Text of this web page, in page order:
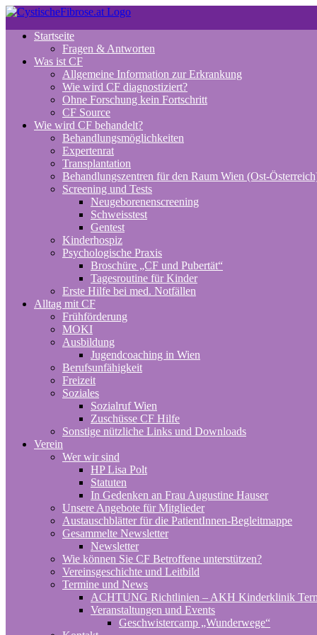
Zum
springenStartseite
Fragen & Antworten
Was ist CF
Allgemeine Information zur Erkrankung
Wie wird CF diagnostiziert?
Ohne Forschung kein Fortschritt
CF Source
Wie wird CF behandelt?
Behandlungsmöglichkeiten
Expertenrat
Transplantation
Behandlungszentren für den Raum Wien (Ost-
Screening und Tests
Neugeborenenscreening
Schweisstest
Gentest
Kinderhospiz
Psychologische Praxis
Broschüre „CF und Pubertät“
Tagesroutine für Kinder
Erste Hilfe bei med. Notfällen
Alltag mit CF
Frühförderung
MOKI
Ausbildung
Jugendcoaching in Wien
Berufsunfähigkeit
Freizeit
Soziales
Sozialruf Wien
Zuschüsse CF Hilfe
Sonstige nützliche Links und Downloads
Verein
Wer wir sind
HP Lisa Polt
Statuten
In Gedenken an Frau Augustine Hauser
Unsere Angebote für Mitglieder
Austauschblätter für die PatientInnen-Begleitmappe
Gesammelte Newsletter
Newsletter
Wie können Sie CF Betroffene unterstützen?
Vereinsgeschichte und Leitbild
Termine und News
ACHTUNG Richtlinien – AKH Kinderklinik
Veranstaltungen und Events
Geschwistercamp „Wunderwege“